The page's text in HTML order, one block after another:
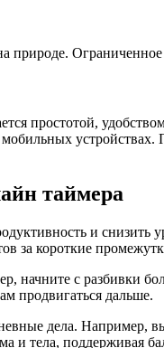
простотой,
таймера
и снизить
за короткие
начните с разбивки
продвигаться дальше.
дела.
и тела, поддерживая